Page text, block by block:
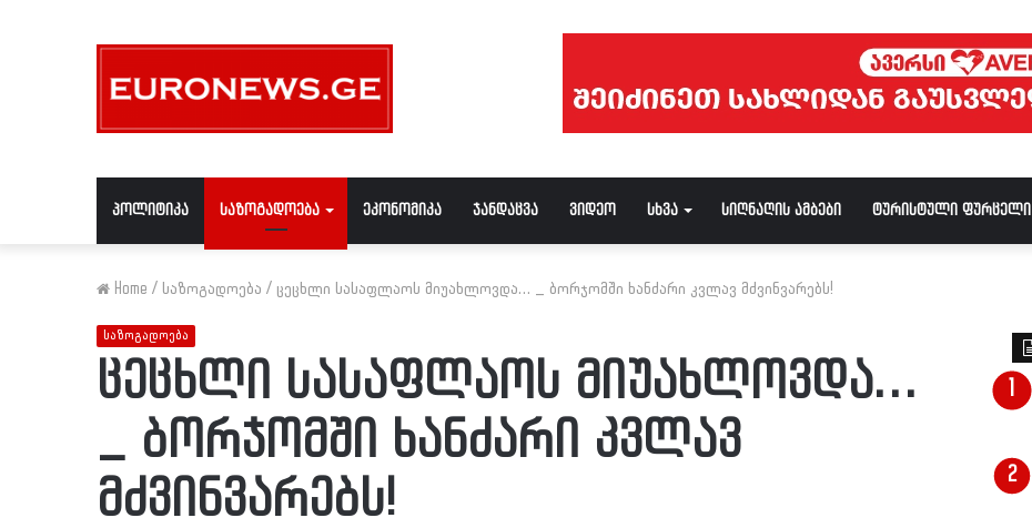
პოლიტიკა საზოგადოება ეკონომიკა ჯანდაცვა ვიდეო სხვა სიღნაღის ამბები ტურისტული ფურცელი
Home / საზოგადოება / ცეცხლი სასაფლაოს მიუახლოვდა… _ ბორჯომში ხანძარი კვლავ მძვინვარებს!
საზოგადოება
ცეცხლი სასაფლაოს მიუახლოვდა…
_ ბორჯომში ხანძარი კვლავ
მძვინვარებს!